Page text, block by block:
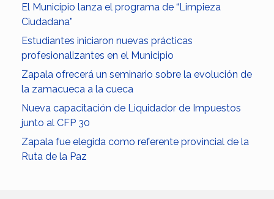
El Municipio lanza el programa de “Limpieza
Ciudadana”
Estudiantes iniciaron nuevas prácticas
profesionalizantes en el Municipio
Zapala ofrecerá un seminario sobre la evolución de
la zamacueca a la cueca
Nueva capacitación de Liquidador de Impuestos
junto al CFP 30
Zapala fue elegida como referente provincial de la
Ruta de la Paz